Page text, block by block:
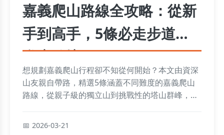
嘉義爬山路線全攻略：從新
手到高手，5條必走步道與
私房秘境
想規劃嘉義爬山行程卻不知從何開始？本文由資深
山友親自帶路，精選5條涵蓋不同難度的嘉義爬山
路線，從親子級的獨立山到挑戰性的塔山群峰，詳
2026-03-21